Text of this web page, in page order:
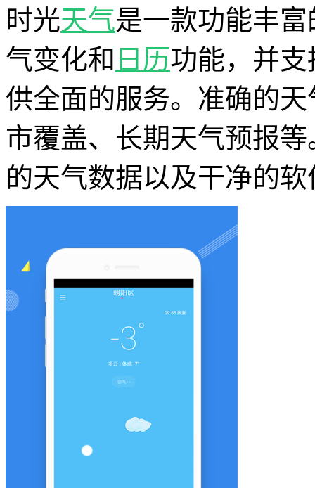
时光天气是一款功能丰
气变化和 日历功能，并
供全面的服务。准确的
市覆盖、长期天气预报
的天气数据以及干净的